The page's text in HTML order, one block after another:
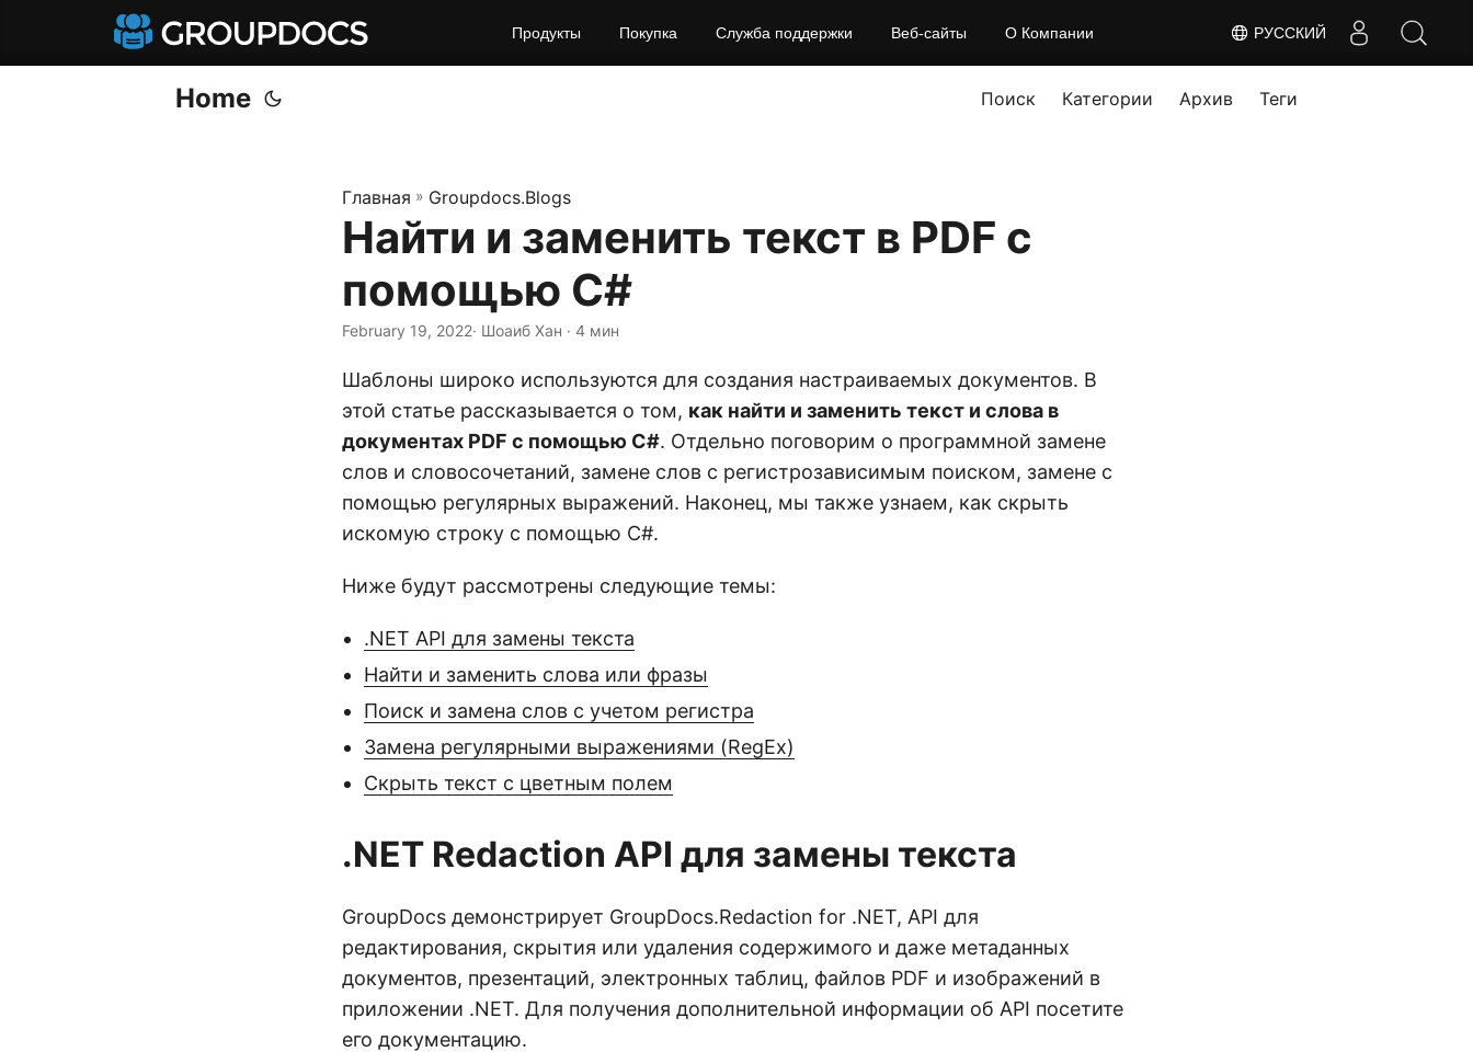
РУССКИЙ
Продукты Покупка Служба поддержки Веб-сайты О Компании
Home Поиск Категории Архив Теги
Главная » Groupdocs.Blogs
Найти и заменить текст в PDF с
помощью C#
February 19, 2022· Шоаиб Хан · 4 мин
Шаблоны широко используются для создания настраиваемых документов. В
этой статье рассказывается о том, как найти и заменить текст и слова в
документах PDF с помощью C#. Отдельно поговорим о программной замене
слов и словосочетаний, замене слов с регистрозависимым поиском, замене с
помощью регулярных выражений. Наконец, мы также узнаем, как скрыть
искомую строку с помощью C#.
Ниже будут рассмотрены следующие темы:
.NET API для замены текста
Найти и заменить слова или фразы
Поиск и замена слов с учетом регистра
Замена регулярными выражениями (RegEx)
Скрыть текст с цветным полем
.NET Redaction API для замены текста
GroupDocs демонстрирует GroupDocs.Redaction for .NET, API для
редактирования, скрытия или удаления содержимого и даже метаданных
документов, презентаций, электронных таблиц, файлов PDF и изображений в
приложении .NET. Для получения дополнительной информации об API посетите
его документацию.